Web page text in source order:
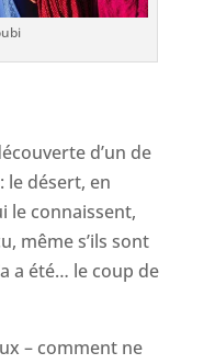
d’un de
le désert, en
le connaissent,
même s’ils sont
a été… le coup de
– comment ne